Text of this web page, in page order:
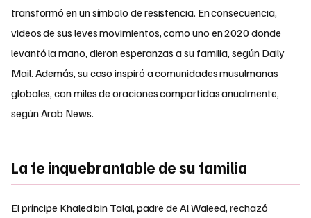
transformó en un símbolo de resistencia. En consecuencia,
videos de sus leves movimientos, como uno en 2020 donde
levantó la mano, dieron esperanzas a su familia, según Daily
Mail. Además, su caso inspiró a comunidades musulmanas
globales, con miles de oraciones compartidas anualmente,
según Arab News.
La fe inquebrantable de su familia
El príncipe Khaled bin Talal, padre de Al Waleed, rechazó